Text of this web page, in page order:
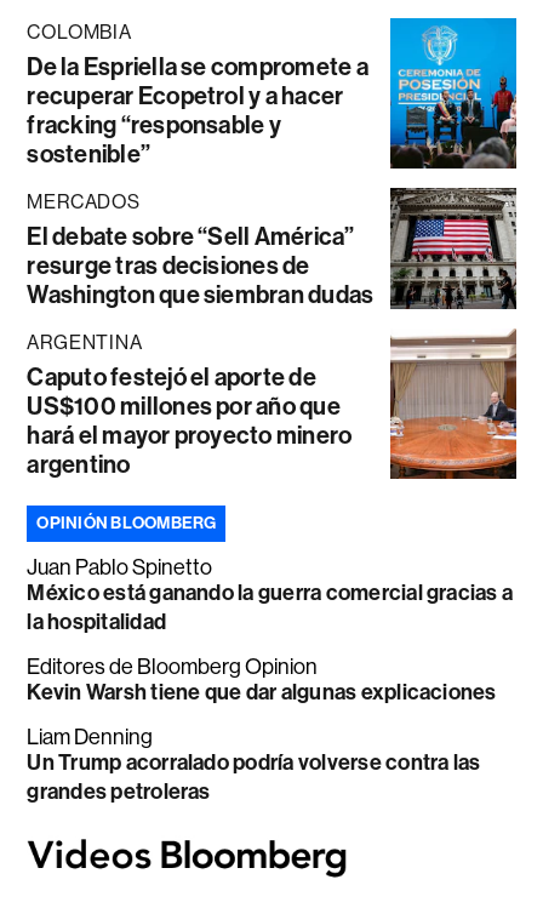
COLOMBIA
De la Espriella se compromete a
recuperar Ecopetrol y a hacer
fracking “responsable y
sostenible”
MERCADOS
El debate sobre “Sell América”
resurge tras decisiones de
Washington que siembran dudas
ARGENTINA
Caputo festejó el aporte de
US$100 millones por año que
hará el mayor proyecto minero
argentino
OPINIÓN BLOOMBERG
Juan Pablo Spinetto
México está ganando la guerra comercial gracias a
la hospitalidad
Editores de Bloomberg Opinion
Kevin Warsh tiene que dar algunas explicaciones
Liam Denning
Un Trump acorralado podría volverse contra las
grandes petroleras